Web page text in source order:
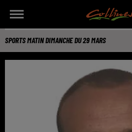
SPORTS MATIN DIMANCHE DU 29 MARS